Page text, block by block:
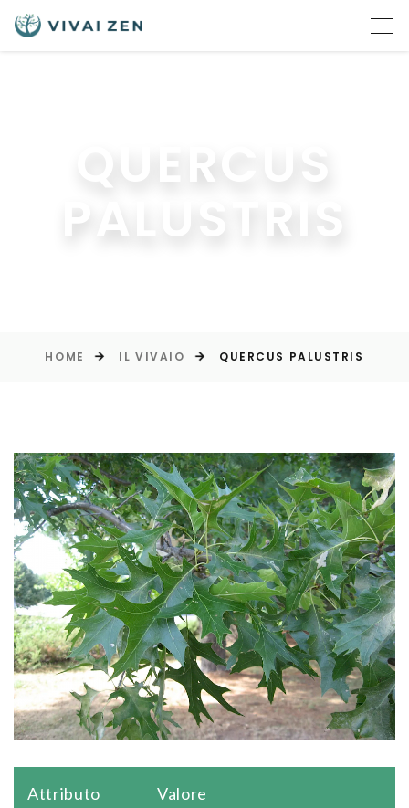
QUERCUS
PALUSTRIS
HOME IL VIVAIO QUERCUS PALUSTRIS
Attributo Valore